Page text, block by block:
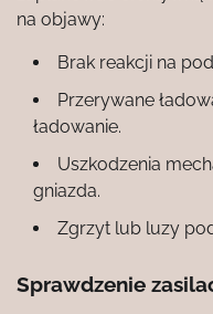
na objawy:
Brak reakcji na
Przerywane
ładowanie.
Uszkodzenia
gniazda.
Zgrzyt lub luzy
Sprawdzenie